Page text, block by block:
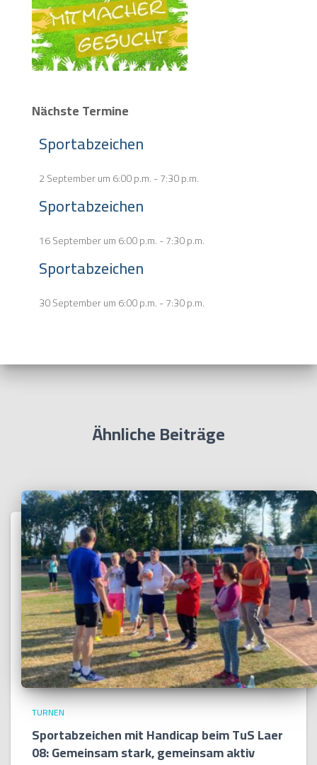
Nächste Termine
Sportabzeichen
2 September um 6:00 p.m.-7:30 p.m.
Sportabzeichen
16 September um 6:00 p.m.-7:30 p.m.
Sportabzeichen
30 September um 6:00 p.m.-7:30 p.m.
Ähnliche Beiträge
TURNEN
Sportabzeichen mit Handicap beim TuS Laer
08: Gemeinsam stark, gemeinsam aktiv